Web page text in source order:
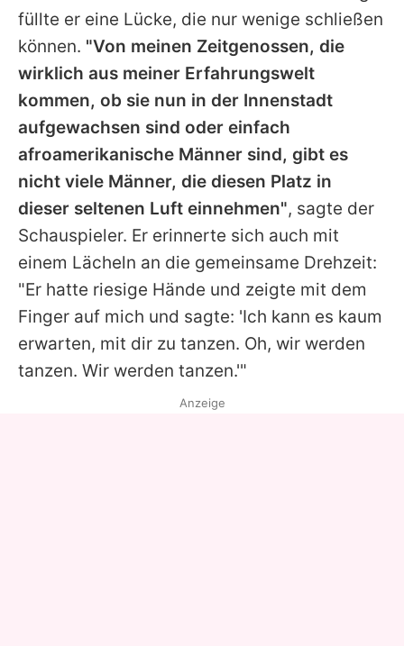
füllte er eine Lücke, die nur wenige schließen
können. "Von meinen Zeitgenossen, die
wirklich aus meiner Erfahrungswelt
kommen, ob sie nun in der Innenstadt
aufgewachsen sind oder einfach
afroamerikanische Männer sind, gibt es
nicht viele Männer, die diesen Platz in
dieser seltenen Luft einnehmen", sagte der
Schauspieler. Er erinnerte sich auch mit
einem Lächeln an die gemeinsame Drehzeit:
"Er hatte riesige Hände und zeigte mit dem
Finger auf mich und sagte: 'Ich kann es kaum
erwarten, mit dir zu tanzen. Oh, wir werden
tanzen. Wir werden tanzen.'"
Anzeige